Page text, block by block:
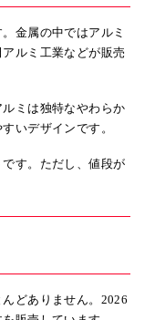
金属の中ではアルミ
ルミ工業などが販売
ミは独特なやわらか
いデザインです。
す。ただし、値段が
どありません。2026